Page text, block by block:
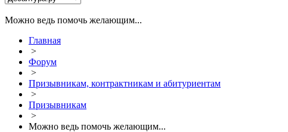
Можно ведь помочь желающим...
Главная
>
Форум
>
Призывникам, контрактникам и абитуриентам
>
Призывникам
>
Можно ведь помочь желающим...